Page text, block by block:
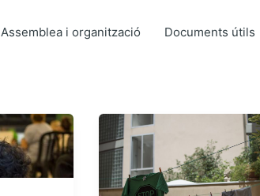
Assemblea i organització Documents útils